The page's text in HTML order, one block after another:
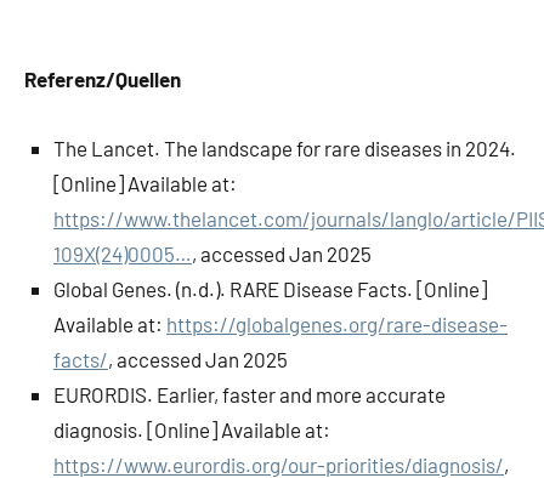
Referenz/Quellen
The Lancet. The landscape for rare diseases in 2024.
[Online] Available at:
https://www.thelancet.com/journals/langlo/article/
109X(24)0005…, accessed Jan 2025
Global Genes. (n.d.). RARE Disease Facts. [Online]
Available at: https://globalgenes.org/rare-disease-
facts/, accessed Jan 2025
EURORDIS. Earlier, faster and more accurate
diagnosis. [Online] Available at:
https://www.eurordis.org/our-priorities/diagnosis/,